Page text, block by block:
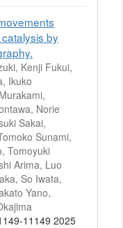
by
Kenji Fukui,
Ikuko
Norie
Sakai,
Sunami,
Tomoyuki
Arima, Luo
So Iwata,
Yano,
11149 2025